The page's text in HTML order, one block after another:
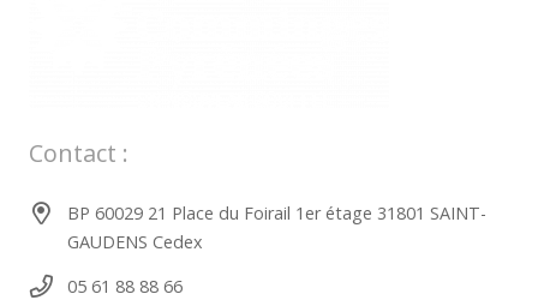
Contact :
BP 60029 21 Place du Foirail 1er étage 31801 SAINT-
GAUDENS Cedex
05 61 88 88 66